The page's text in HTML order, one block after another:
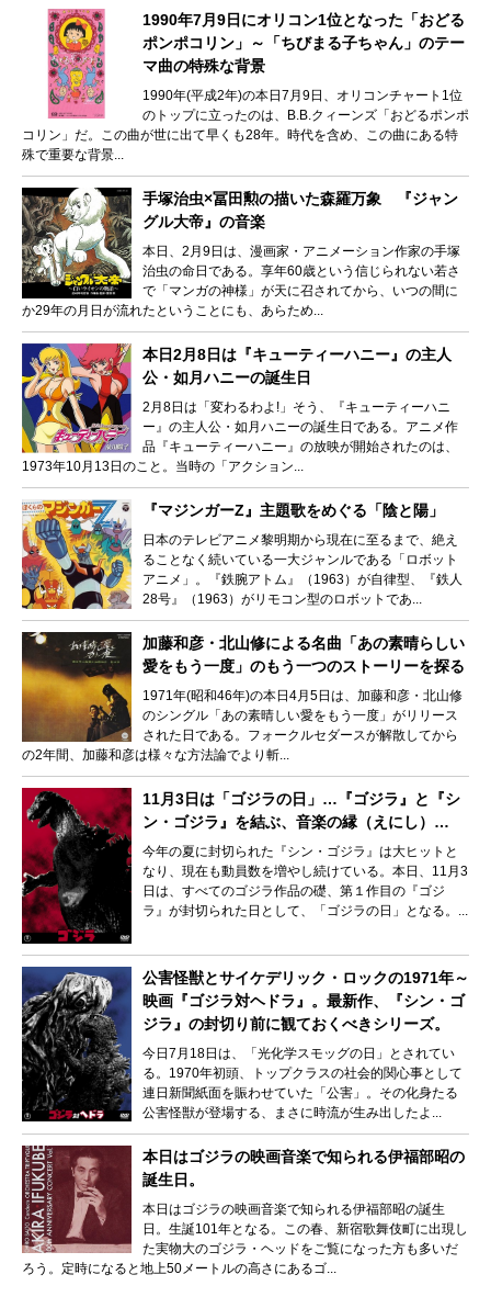
1990年7月9日にオリコン1位となった「おどる
ポンポコリン」～「ちびまる子ちゃん」のテー
マ曲の特殊な背景
1990年(平成2年)の本日7月9日、オリコンチャート1位
のトップに立ったのは、B.B.クィーンズ「おどるポンポ
コリン」だ。この曲が世に出て早くも28年。時代を含め、この曲にある特
殊で重要な背景...
手塚治虫×冨田勲の描いた森羅万象 『ジャン
グル大帝』の音楽
本日、2月9日は、漫画家・アニメーション作家の手塚
治虫の命日である。享年60歳という信じられない若さ
で「マンガの神様」が天に召されてから、いつの間に
か29年の月日が流れたということにも、あらため...
本日2月8日は『キューティーハニー』の主人
公・如月ハニーの誕生日
2月8日は「変わるわよ!」そう、『キューティーハニ
ー』の主人公・如月ハニーの誕生日である。アニメ作
品『キューティーハニー』の放映が開始されたのは、
1973年10月13日のこと。当時の「アクション...
『マジンガーZ』主題歌をめぐる「陰と陽」
日本のテレビアニメ黎明期から現在に至るまで、絶え
ることなく続いている一大ジャンルである「ロボット
アニメ」。『鉄腕アトム』（1963）が自律型、『鉄人
28号』（1963）がリモコン型のロボットであ...
加藤和彦・北山修による名曲「あの素晴らしい
愛をもう一度」のもう一つのストーリーを探る
1971年(昭和46年)の本日4月5日は、加藤和彦・北山修
のシングル「あの素晴しい愛をもう一度」がリリース
された日である。フォークルセダースが解散してから
の2年間、加藤和彦は様々な方法論でより斬...
11月3日は「ゴジラの日」…『ゴジラ』と『シ
ン・ゴジラ』を結ぶ、音楽の縁（えにし）…
今年の夏に封切られた『シン・ゴジラ』は大ヒットと
なり、現在も動員数を増やし続けている。本日、11月3
日は、すべてのゴジラ作品の礎、第１作目の『ゴジ
ラ』が封切られた日として、「ゴジラの日」となる。...
公害怪獣とサイケデリック・ロックの1971年～
映画『ゴジラ対ヘドラ』。最新作、『シン・ゴ
ジラ』の封切り前に観ておくべきシリーズ。
今日7月18日は、「光化学スモッグの日」とされてい
る。1970年初頭、トップクラスの社会的関心事として
連日新聞紙面を賑わせていた「公害」。その化身たる
公害怪獣が登場する、まさに時流が生み出したよ...
本日はゴジラの映画音楽で知られる伊福部昭の
誕生日。
本日はゴジラの映画音楽で知られる伊福部昭の誕生
日。生誕101年となる。この春、新宿歌舞伎町に出現し
た実物大のゴジラ・ヘッドをご覧になった方も多いだ
ろう。定時になると地上50メートルの高さにあるゴ...